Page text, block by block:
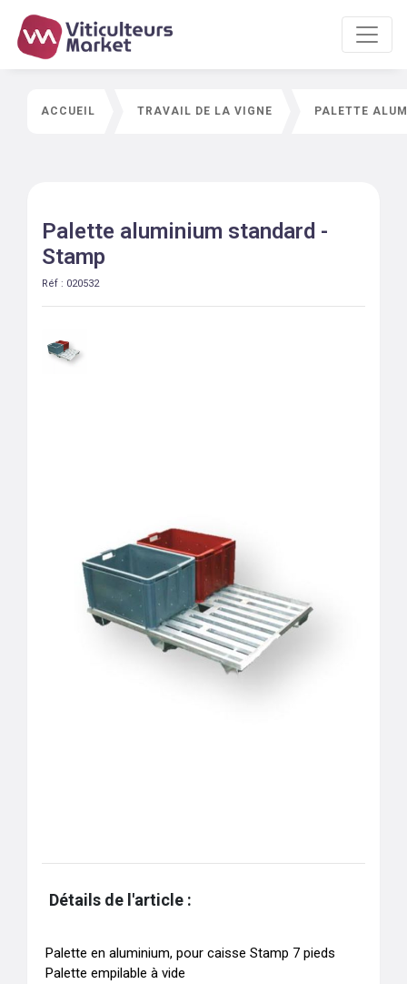
ACCUEIL TRAVAIL DE LA VIGNE PALETTE
Palette aluminium standard -
Stamp
Réf : 020532
Détails de l'article :
Palette en aluminium, pour caisse Stamp 7 pieds
Palette empilable à vide